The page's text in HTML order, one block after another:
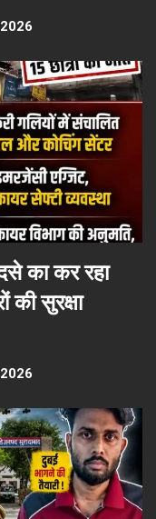
का कर रहा
सुरक्षा